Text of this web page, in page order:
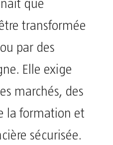
que
transformée
par des
Elle exige
marchés, des
la formation et
sécurisée.